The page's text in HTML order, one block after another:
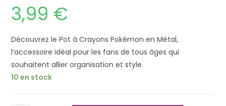
3,99 €
Découvrez le Pot à Crayons Pokémon en Métal,
l’accessoire idéal pour les fans de tous âges qui
souhaitent allier organisation et style.
10 en stock